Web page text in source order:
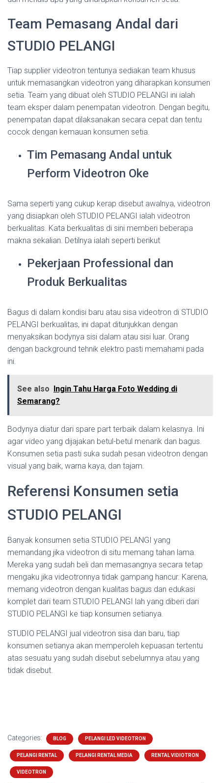
Team Pemasang Andal dari
STUDIO PELANGI
Tiap supplier videotron tentunya sediakan team khusus
untuk memasangkan videotron yang diharapkan konsumen
setia. Team yang dibuat oleh STUDIO PELANGI ini ialah
team eksper dalam penempatan videotron. Dengan begitu,
penempatan dapat dilaksanakan secara cepat dan tentu
cocok dengan kemauan konsumen setia.
Tim Pemasang Andal untuk
Perform Videotron Oke
Sama seperti yang cukup kerap disebut awalnya, videotron
yang disiapkan oleh STUDIO PELANGI ialah videotron
berkualitas. Kata berkualitas di sini memberi beberapa
makna sekalian. Detilnya ialah seperti berikut
Pekerjaan Professional dan
Produk Berkualitas
Bagus di dalam kondisi baru atau sisa videotron di STUDIO
PELANGI berkualitas, ini dapat ditunjukkan dengan
menyaksikan bodynya sisi dalam atau sisi luar. Orang
dengan background tehnik elektro pasti memahami pada
ini.
See also Ingin Tahu Harga Foto Wedding di
Semarang?
Bodynya diatur dari spare part terbaik dalam kelasnya. Ini
agar video yang dijajakan betul-betul menarik dan bagus.
Konsumen setia pasti suka sudah pesan videotron dengan
visual yang baik, warna kaya, dan tajam.
Referensi Konsumen setia
STUDIO PELANGI
Banyak konsumen setia STUDIO PELANGI yang
memandang jika videotron di situ memang tahan lama.
Mereka yang sudah beli dan memasangnya secara tetap
mengaku jika videotronnya tidak gampang hancur. Karena,
memang videotron dengan kualitas bagus dan edukasi
komplet dari team STUDIO PELANGI lah yang diberi dari
STUDIO PELANGI ke tiap konsumen setianya.
STUDIO PELANGI jual videotron sisa dan baru, tiap
konsumen setianya akan memperoleh kepuasan tertentu
atas sesuatu yang sudah disebut sebelumnya atau yang
tidak disebut.
Categories: BLOG PELANGI LED VIDEOTRON
PELANGI RENTAL PELANGI RENTAL MEDIA RENTAL VIDIOTRON
VIDEOTRON